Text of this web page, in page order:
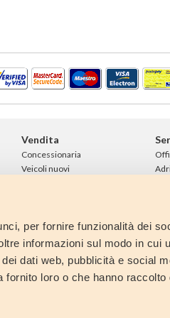
per fornire funzionalità dei
informazioni sul modo in cui
dati web, pubblicità e social
loro o che hanno raccolto
Vendita
Concessionaria
Veicoli nuovi